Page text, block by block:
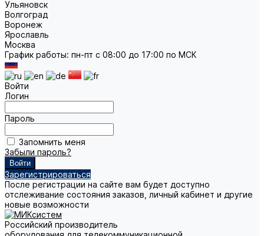
Ульяновск
Волгоград
Воронеж
Ярославль
Москва
График работы: пн-пт с 08:00 до 17:00 по МСК
Войти
Логин
Пароль
Запомнить меня
Забыли пароль?
Зарегистрироваться
После регистрации на сайте вам будет доступно
отслеживание состояния заказов, личный кабинет и другие
новые возможности
Российский производитель